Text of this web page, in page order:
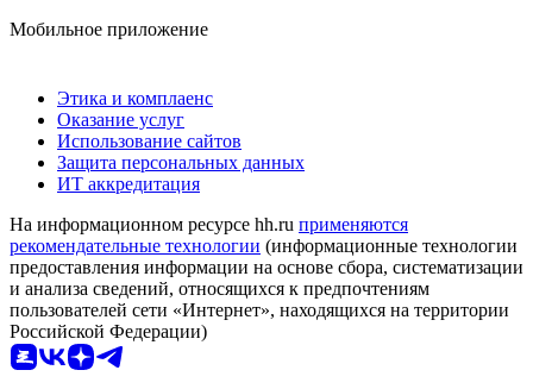
Мобильное приложение
Этика и комплаенс
Оказание услуг
Использование сайтов
Защита персональных данных
ИТ аккредитация
На информационном ресурсе hh.ru применяются
рекомендательные технологии (информационные технологии
предоставления информации на основе сбора, систематизации
и анализа сведений, относящихся к предпочтениям
пользователей сети «Интернет», находящихся на территории
Российской Федерации)